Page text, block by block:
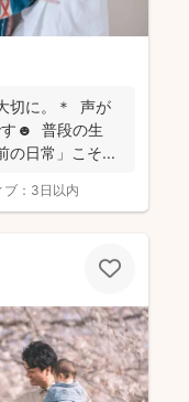
切に。＊ 声が
す☻ 普段の生
の日常」こそ...
： 3日以内